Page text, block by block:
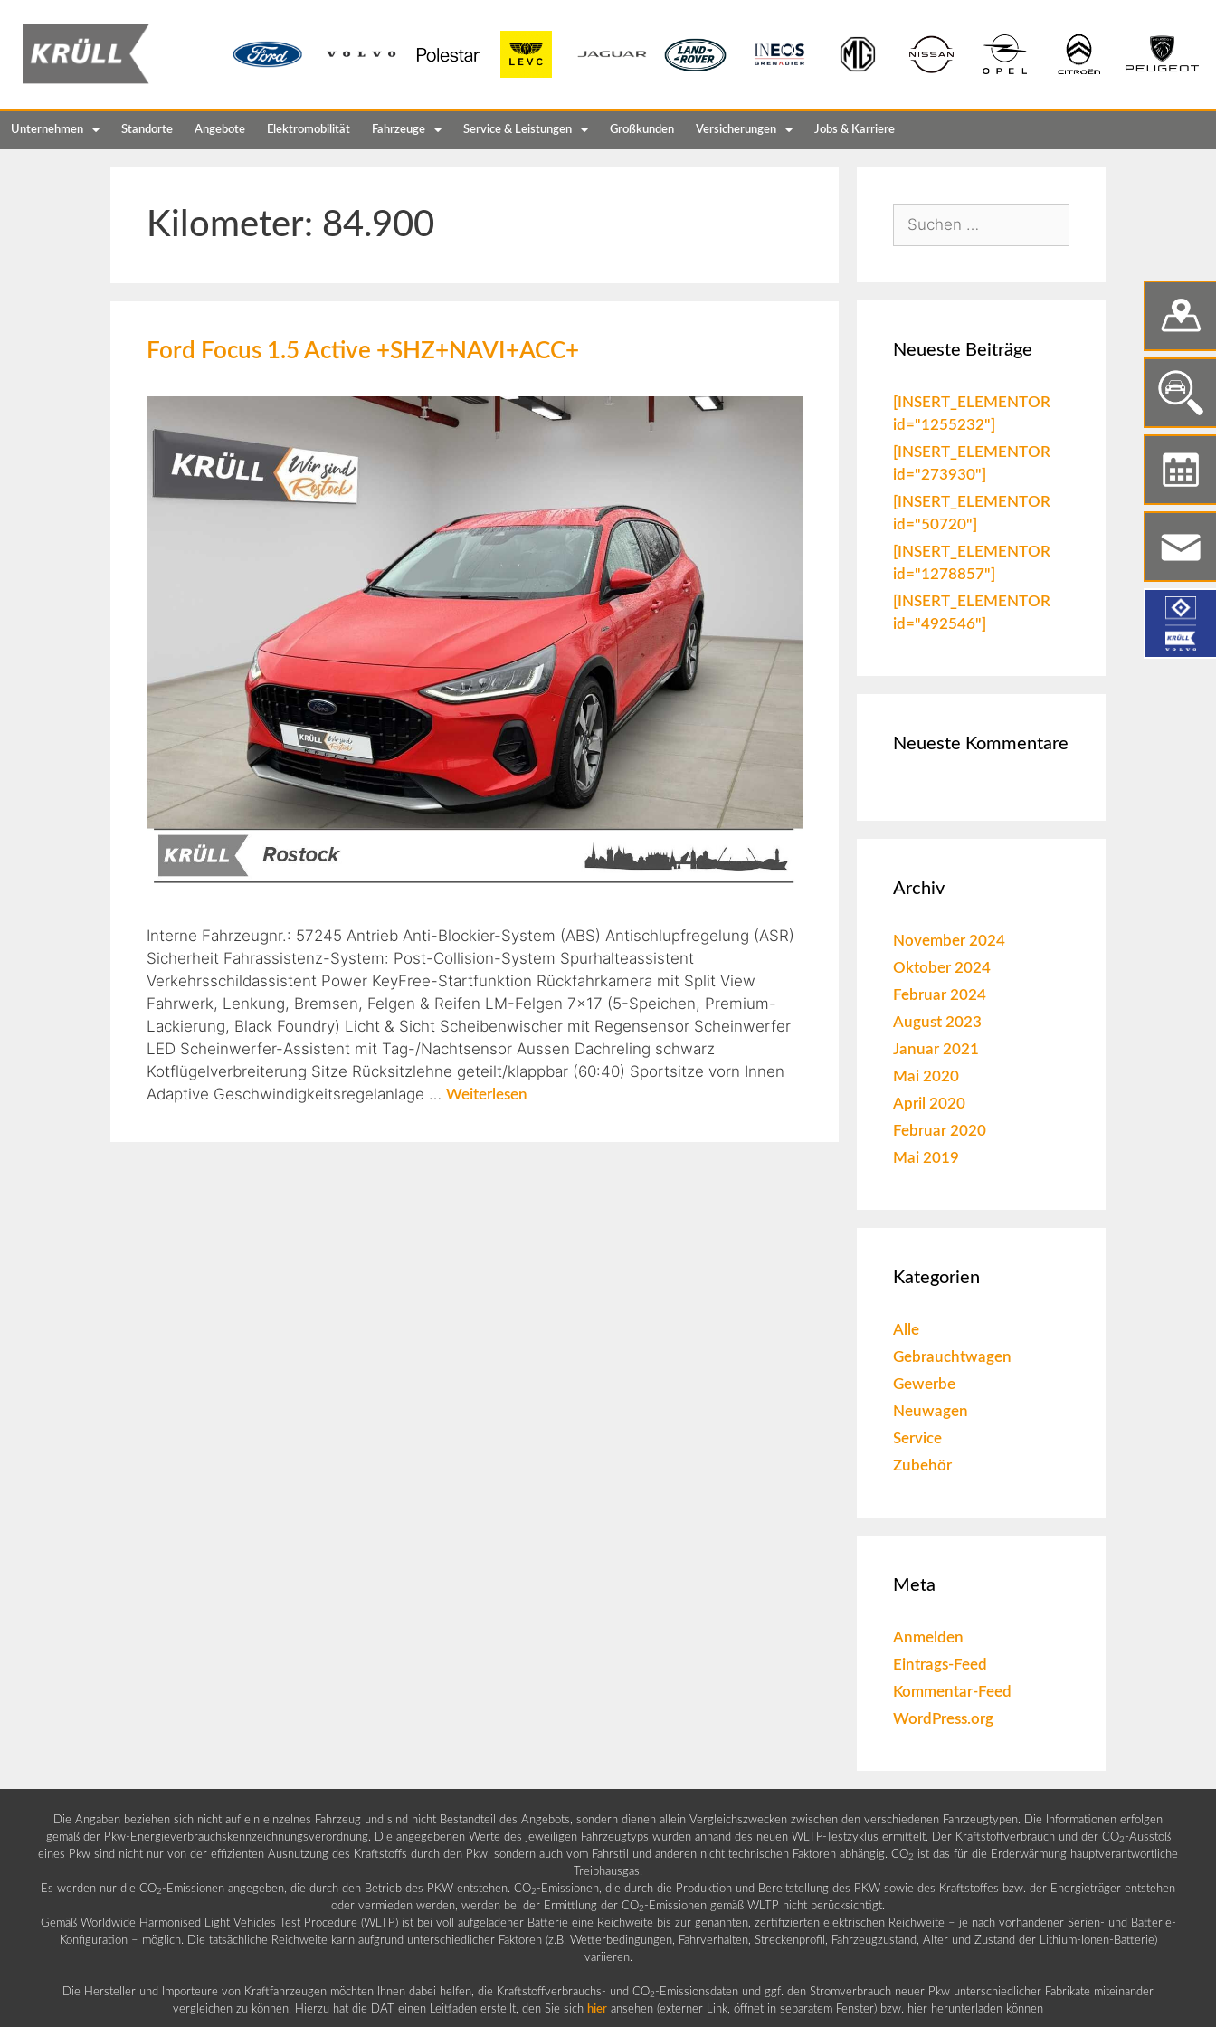
Unternehmen Standorte Angebote Elektromobilität Fahrzeuge Service & Leistungen Großkunden Versicherungen Jobs & Karriere
Kilometer: 84.900
Ford Focus 1.5 Active +SHZ+NAVI+ACC+
Interne Fahrzeugnr.: 57245 Antrieb Anti-Blockier-System (ABS) Antischlupfregelung (ASR)
Sicherheit Fahrassistenz-System: Post-Collision-System Spurhalteassistent
Verkehrsschildassistent Power KeyFree-Startfunktion Rückfahrkamera mit Split View
Fahrwerk, Lenkung, Bremsen, Felgen & Reifen LM-Felgen 7×17 (5-Speichen, Premium-
Lackierung, Black Foundry) Licht & Sicht Scheibenwischer mit Regensensor Scheinwerfer
LED Scheinwerfer-Assistent mit Tag-/Nachtsensor Aussen Dachreling schwarz
Kotflügelverbreiterung Sitze Rücksitzlehne geteilt/klappbar (60:40) Sportsitze vorn Innen
Adaptive Geschwindigkeitsregelanlage … Weiterlesen
Neueste Beiträge
[INSERT_ELEMENTOR
id="1255232"]
[INSERT_ELEMENTOR
id="273930"]
[INSERT_ELEMENTOR
id="50720"]
[INSERT_ELEMENTOR
id="1278857"]
[INSERT_ELEMENTOR
id="492546"]
Neueste Kommentare
Archiv
November 2024
Oktober 2024
Februar 2024
August 2023
Januar 2021
Mai 2020
April 2020
Februar 2020
Mai 2019
Kategorien
Alle
Gebrauchtwagen
Gewerbe
Neuwagen
Service
Zubehör
Meta
Anmelden
Eintrags-Feed
Kommentar-Feed
WordPress.org
Die Angaben beziehen sich nicht auf ein einzelnes Fahrzeug und sind nicht Bestandteil des Angebots, sondern dienen allein Vergleichszwecken zwischen den verschiedenen Fahrzeugtypen. Die Informationen erfolgen
gemäß der Pkw-Energieverbrauchskennzeichnungsverordnung. Die angegebenen Werte des jeweiligen Fahrzeugtyps wurden anhand des neuen WLTP-Testzyklus ermittelt. Der Kraftstoffverbrauch und der CO2 -Ausstoß
eines Pkw sind nicht nur von der effizienten Ausnutzung des Kraftstoffs durch den Pkw, sondern auch vom Fahrstil und anderen nicht technischen Faktoren abhängig. CO2 ist das für die Erderwärmung hauptverantwortliche
Treibhausgas.
Es werden nur die CO2 -Emissionen angegeben, die durch den Betrieb des PKW entstehen. CO2 -Emissionen, die durch die Produktion und Bereitstellung des PKW sowie des Kraftstoffes bzw. der Energieträger entstehen
oder vermieden werden, werden bei der Ermittlung der CO2 -Emissionen gemäß WLTP nicht berücksichtigt.
Gemäß Worldwide Harmonised Light Vehicles Test Procedure (WLTP) ist bei voll aufgeladener Batterie eine Reichweite bis zur genannten, zertifizierten elektrischen Reichweite – je nach vorhandener Serien- und Batterie-
Konfiguration – möglich. Die tatsächliche Reichweite kann aufgrund unterschiedlicher Faktoren (z.B. Wetterbedingungen, Fahrverhalten, Streckenprofil, Fahrzeugzustand, Alter und Zustand der Lithium-Ionen-Batterie)
variieren.
Die Hersteller und Importeure von Kraftfahrzeugen möchten Ihnen dabei helfen, die Kraftstoffverbrauchs- und CO2 -Emissionsdaten und ggf. den Stromverbrauch neuer Pkw unterschiedlicher Fabrikate miteinander
vergleichen zu können. Hierzu hat die DAT einen Leitfaden erstellt, den Sie sich hier ansehen (externer Link, öffnet in separatem Fenster) bzw. hier herunterladen können